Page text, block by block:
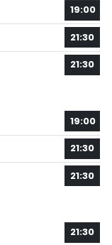
19:00
21:30
21:30
19:00
21:30
21:30
21:30